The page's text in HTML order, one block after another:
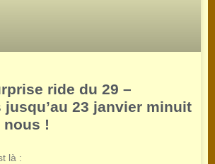
ride du 29 –
23 janvier minuit
nous !
là :